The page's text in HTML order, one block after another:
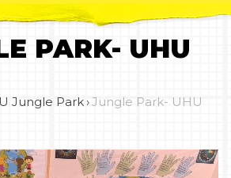
PARK- UHU
Jungle Park›Jungle Park- UHU